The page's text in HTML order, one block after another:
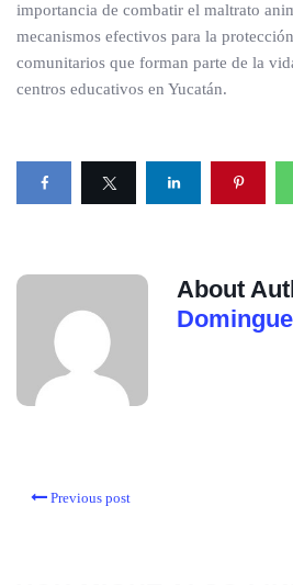
importancia de combatir el maltrato
mecanismos efectivos para la
comunitarios que forman parte de la
centros educativos en Yucatán.
About
Previous post